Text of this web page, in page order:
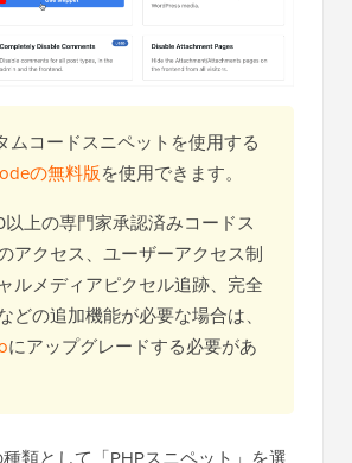
ムコードスニペットを使用する
の無料版を使用できます。
以上の専門家承認済みコードス
アクセス、ユーザーアクセス制
ルメディアピクセル追跡、完全
どの追加機能が必要な場合は、
にアップグレードする必要があ